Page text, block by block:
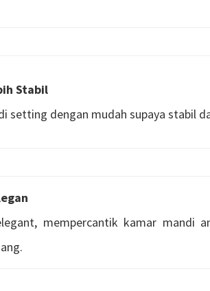
Stabil
setting dengan mudah supaya stabil
mempercantik kamar mandi